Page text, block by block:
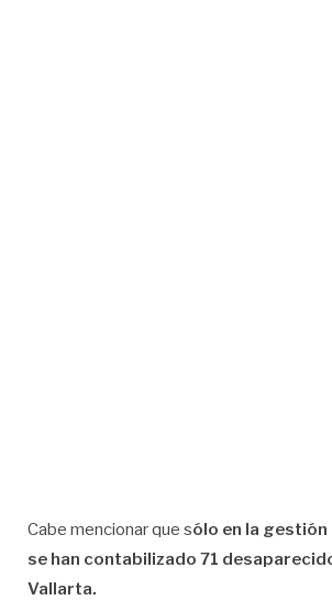
Cabe mencionar que sólo en la gestión
se han contabilizado 71
Vallarta.